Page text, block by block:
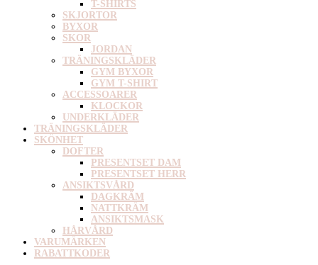
T-SHIRTS
SKJORTOR
BYXOR
SKOR
JORDAN
TRÄNINGSKLÄDER
GYM BYXOR
GYM T-SHIRT
ACCESSOARER
KLOCKOR
UNDERKLÄDER
TRÄNINGSKLÄDER
SKÖNHET
DOFTER
PRESENTSET DAM
PRESENTSET HERR
ANSIKTSVÅRD
DAGKRÄM
NATTKRÄM
ANSIKTSMASK
HÅRVÅRD
VARUMÄRKEN
RABATTKODER